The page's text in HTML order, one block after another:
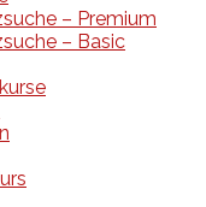
– Premium
– Basic